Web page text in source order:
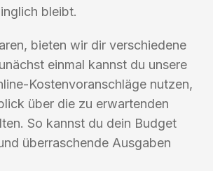
bleibt.
bieten wir dir verschiedene
einmal kannst du unsere
Kostenvoranschläge nutzen,
über die zu erwartenden
So kannst du dein Budget
überraschende Ausgaben